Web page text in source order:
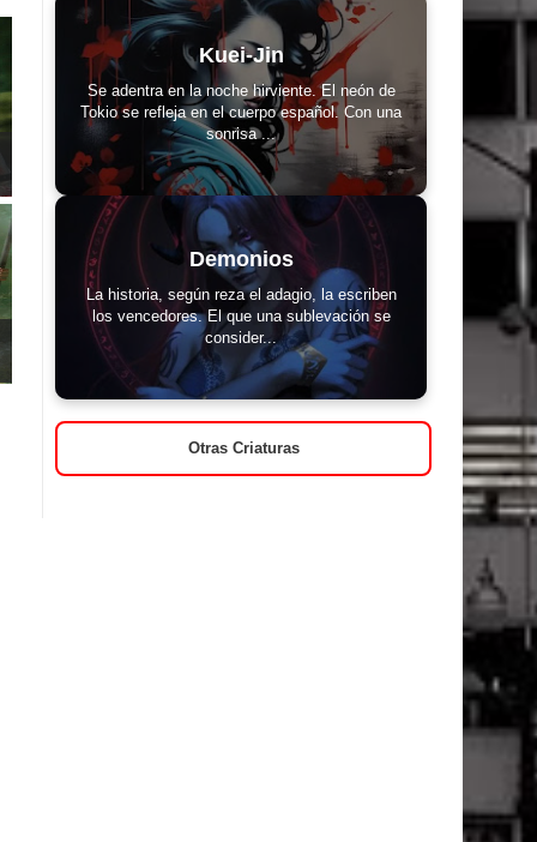
Kuei-Jin
Se adentra en la noche hirviente. El neón de
Tokio se refleja en el cuerpo español. Con una
sonrisa ...
Demonios
La historia, según reza el adagio, la escriben
los vencedores. El que una sublevación se
consider...
Otras Criaturas